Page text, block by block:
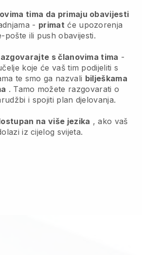
tima da primaju obavijesti
- primat će upozorenja
pošte ili push obavijesti.
s članovima tima -
koje će vaš tim podijeliti s
te smo ga nazvali bilješkama
. Tamo možete razgovarati o
i spojiti plan djelovanja.
na više jezika , ako vaš
iz cijelog svijeta.